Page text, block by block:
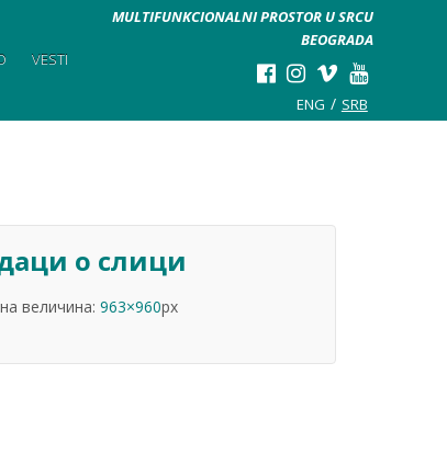
MULTIFUNKCIONALNI PROSTOR U SRCU
BEOGRADA
ENG SRB
VESTI
о слици
величина: 963×960px